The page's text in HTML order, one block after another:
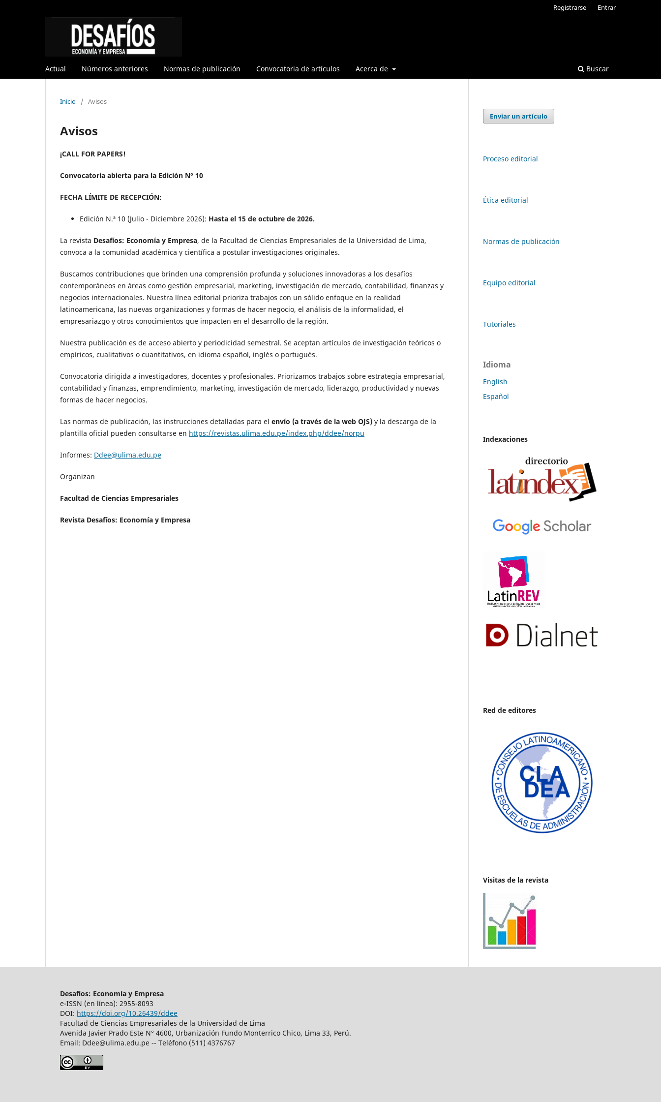
Actual Números anteriores Normas de publicación Convocatoria de artículos Acerca de Buscar
Registrarse Entrar
Inicio / Avisos
Avisos
¡CALL FOR PAPERS!
Convocatoria abierta para la Edición N° 10
FECHA LÍMITE DE RECEPCIÓN:
Edición N.ª 10 (Julio - Diciembre 2026): Hasta el 15 de octubre de 2026.
La revista Desafíos: Economía y Empresa, de la Facultad de Ciencias Empresariales de la Universidad de Lima,
convoca a la comunidad académica y científica a postular investigaciones originales.
Buscamos contribuciones que brinden una comprensión profunda y soluciones innovadoras a los desafíos
contemporáneos en áreas como gestión empresarial, marketing, investigación de mercado, contabilidad, finanzas y
negocios internacionales. Nuestra línea editorial prioriza trabajos con un sólido enfoque en la realidad
latinoamericana, las nuevas organizaciones y formas de hacer negocio, el análisis de la informalidad, el
empresariazgo y otros conocimientos que impacten en el desarrollo de la región.
Nuestra publicación es de acceso abierto y periodicidad semestral. Se aceptan artículos de investigación teóricos o
empíricos, cualitativos o cuantitativos, en idioma español, inglés o portugués.
Convocatoria dirigida a investigadores, docentes y profesionales. Priorizamos trabajos sobre estrategia empresarial,
contabilidad y finanzas, emprendimiento, marketing, investigación de mercado, liderazgo, productividad y nuevas
formas de hacer negocios.
Las normas de publicación, las instrucciones detalladas para el envío (a través de la web OJS) y la descarga de la
plantilla oficial pueden consultarse en https://revistas.ulima.edu.pe/index.php/ddee/norpu
Informes: Ddee@ulima.edu.pe
Organizan
Facultad de Ciencias Empresariales
Revista Desafíos: Economía y Empresa
Enviar un artículo
Proceso editorial
Ética editorial
Normas de publicación
Equipo editorial
Tutoriales
Idioma
English
Español
Indexaciones
Red de editores
Visitas de la revista
Desafíos: Economía y Empresa
e-ISSN (en línea): 2955-8093
DOI: https://doi.org/10.26439/ddee
Facultad de Ciencias Empresariales de la Universidad de Lima
Avenida Javier Prado Este N° 4600, Urbanización Fundo Monterrico Chico, Lima 33, Perú.
Email: Ddee@ulima.edu.pe -- Teléfono (511) 4376767